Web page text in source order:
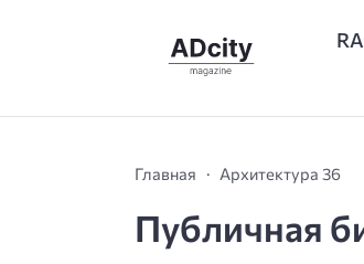
Главная Архитектура 36
Публичная